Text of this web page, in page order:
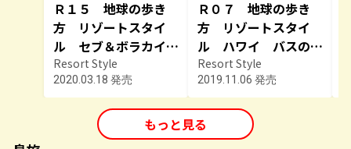
Ｒ１５ 地球の歩き
方 リゾートスタイ
ル セブ＆ボラカイ
ボホール シキホー
ル ２０２０～２０２
１
Resort Style
2020.03.18 発売
Ｒ０７ 地球の歩き
方 リゾートスタイ
ル ハワイ バスの
旅 ２０２０～２０２
１
Resort Style
2019.11.06 発売
もっと見る